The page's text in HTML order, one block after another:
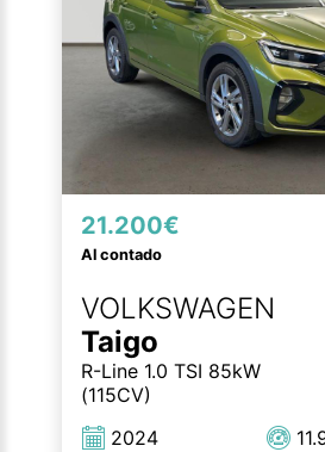
21.200€
Al contado
VOLKSWAGEN
Taigo
R-Line 1.0 TSI 85kW
(115CV)
2024